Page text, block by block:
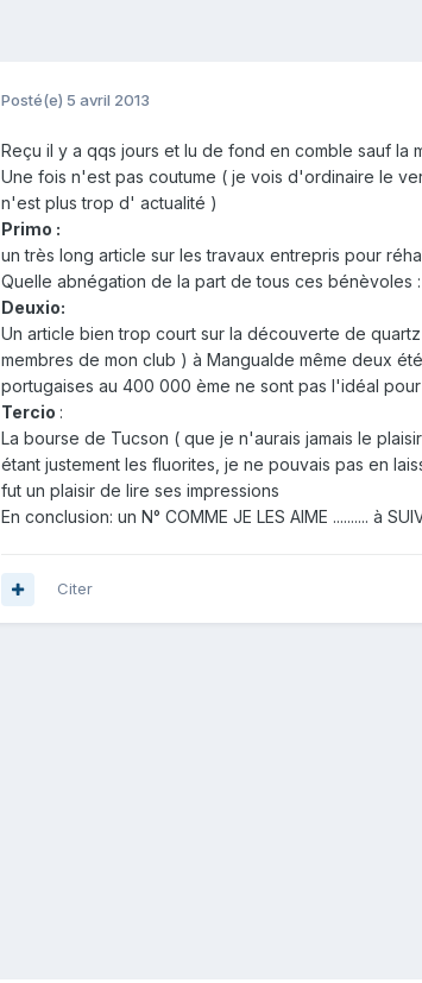
Posté(e) 5 avril 2013
Reçu il y a qqs jours et lu de fond en comble sauf la
Une fois n'est pas coutume ( je vois d'ordinaire le
n'est plus trop d' actualité )
Primo :
un très long article sur les travaux entrepris pour
Quelle abnégation de la part de tous ces bénèvoles
Deuxio:
Un article bien trop court sur la découverte de
membres de mon club ) à Mangualde même deux
portugaises au 400 000 ème ne sont pas l'idéal
Tercio :
La bourse de Tucson ( que je n'aurais jamais le
étant justement les fluorites, je ne pouvais pas en
fut un plaisir de lire ses impressions
En conclusion: un N° COMME JE LES AIME .......... à
Citer